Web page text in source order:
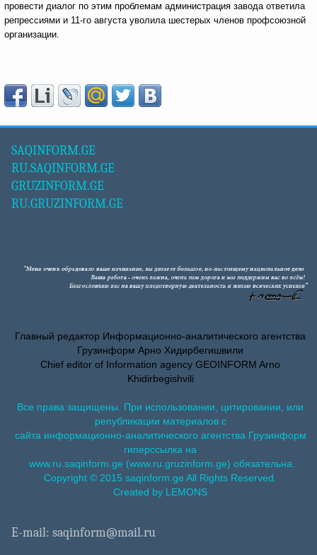
провести диалог по этим проблемам администрация завода ответила
репрессиями и 11-го августа уволила шестерых членов профсоюзной
организации.
SAQINFORM.GE
RU.SAQINFORM.GE
GRUZINFORM.GE
RU.GRUZINFORM.GE
Главный редактор Информационно-аналитического агентства
Грузинформ Арно Хидирбегишвили
Chief editor of Information agency GEOINFORM Arno
Khidirbegishvili
Все права защищены. При использовании, цитировании, или
републикации материалов с
сайта информационно-аналитического агентства Грузинформ
гиперссылка на
www.ru.saqinform.ge (www.ru.gruzinform.ge) обязательна.
Copyright © 2015 saqinform.ge All Rights Reserved.
Created by LEMONS
E-mail: saqinform@mail.ru